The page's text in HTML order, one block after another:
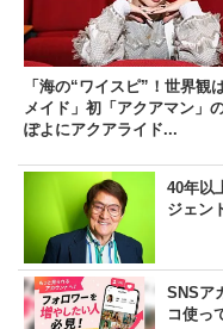
「海の“ワイスピ”！世界観
メイド」初「アクアマン」
ぽよにアクアライド...
40年以
ジェン
SNSア
コ使っ